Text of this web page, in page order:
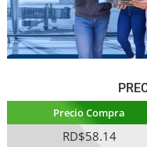
Precio Compra
RD$58.14